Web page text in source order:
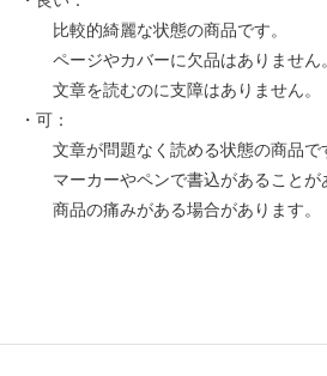
比較的綺麗な状態の商品です。
ページやカバーに欠品はありません。
文章を読むのに支障はありません。
・可：
文章が問題なく読める状態の商品で
マーカーやペンで書込があることが
商品の痛みがある場合があります。